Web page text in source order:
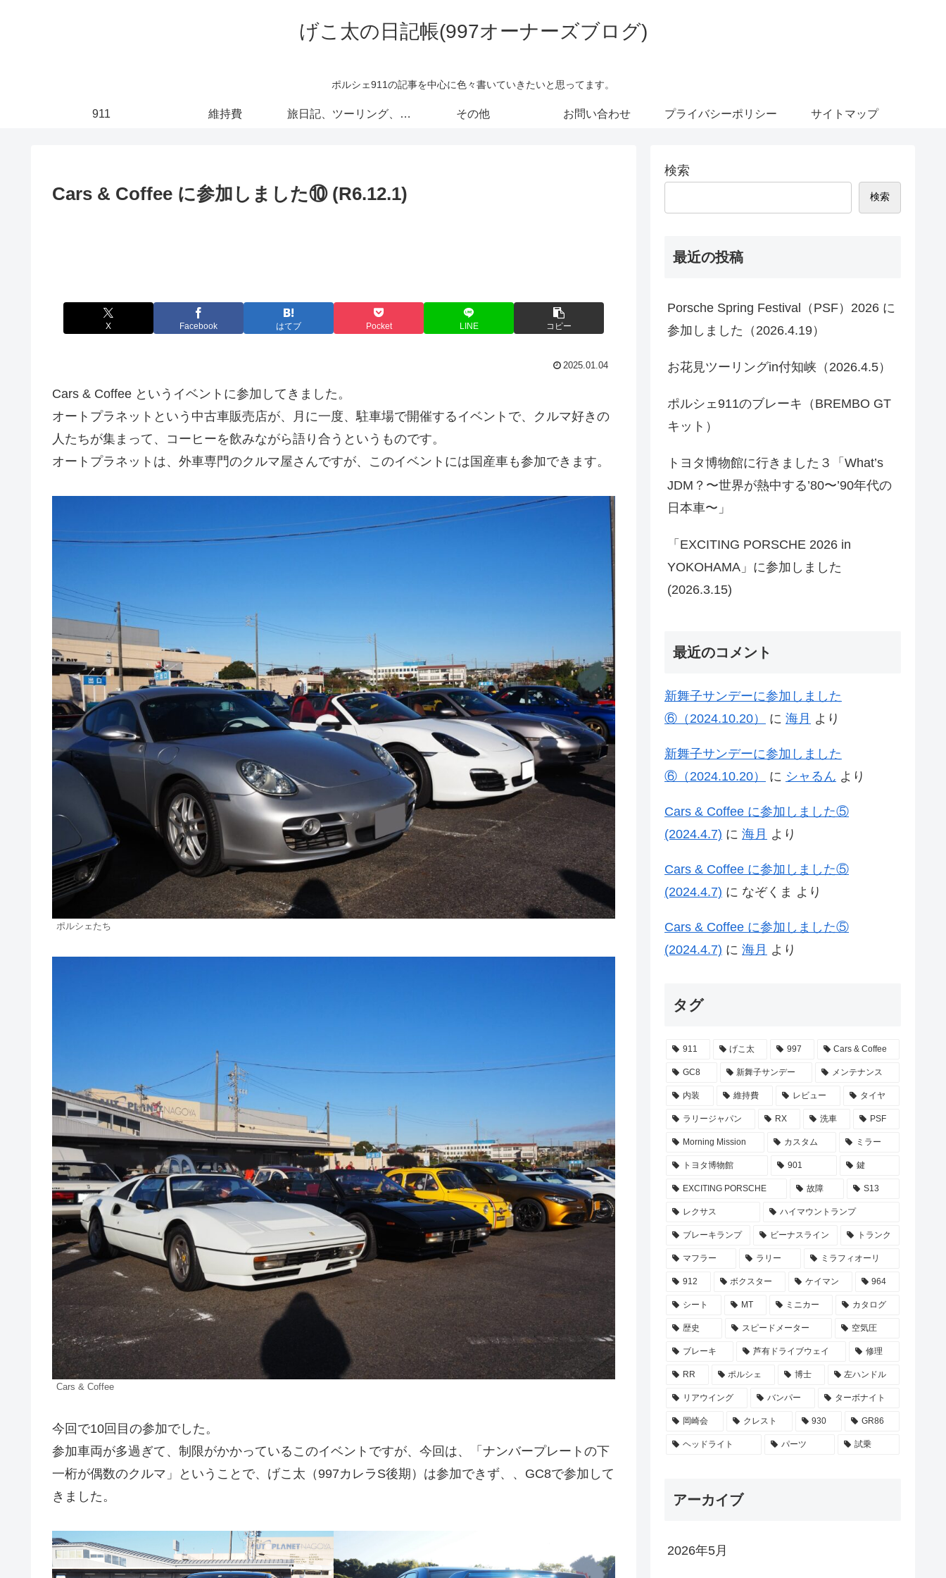
げこ太の日記帳(997オーナーズブログ)
ポルシェ911の記事を中心に色々書いていきたいと思ってます。
911 維持費 旅日記、ツーリング、イベント その他 お問い合わせ プライバシーポリシー サイトマップ
Cars & Coffee に参加しました⑩ (R6.12.1)
X Facebook はてブ Pocket LINE コピー
2025.01.04
Cars & Coffee というイベントに参加してきました。
オートプラネットという中古車販売店が、月に一度、駐車場で開催するイベントで、クルマ好きの
人たちが集まって、コーヒーを飲みながら語り合うというものです。
オートプラネットは、外車専門のクルマ屋さんですが、このイベントには国産車も参加できます。
ポルシェたち
Cars & Coffee
今回で10回目の参加でした。
参加車両が多過ぎて、制限がかかっているこのイベントですが、今回は、「ナンバープレートの下
一桁が偶数のクルマ」ということで、げこ太（997カレラS後期）は参加できず、、GC8で参加して
きました。
検索
検索
最近の投稿
Porsche Spring Festival（PSF）2026 に
参加しました（2026.4.19）
お花見ツーリングin付知峡（2026.4.5）
ポルシェ911のブレーキ（BREMBO GT
キット）
トヨタ博物館に行きました３「What’s
JDM？〜世界が熱中する’80〜’90年代の
日本車〜」
「EXCITING PORSCHE 2026 in
YOKOHAMA」に参加しました
(2026.3.15)
最近のコメント
新舞子サンデーに参加しました
⑥（2024.10.20）
に 海月 より
新舞子サンデーに参加しました
⑥（2024.10.20）
に シャるん より
Cars & Coffee に参加しました⑤
(2024.4.7) に 海月 より
Cars & Coffee に参加しました⑤
(2024.4.7) に なぞくま より
Cars & Coffee に参加しました⑤
(2024.4.7) に 海月 より
タグ
911 げこ太 997 Cars & Coffee
GC8 新舞子サンデー メンテナンス
内装 維持費 レビュー タイヤ
ラリージャパン RX 洗車 PSF
Morning Mission カスタム ミラー
トヨタ博物館 901 鍵
EXCITING PORSCHE 故障 S13
レクサス ハイマウントランプ
ブレーキランプ ビーナスライン トランク
マフラー ラリー ミラフィオーリ
912 ボクスター ケイマン 964
シート MT ミニカー カタログ
歴史 スピードメーター 空気圧
ブレーキ 芦有ドライブウェイ 修理
RR ポルシェ 博士 左ハンドル
リアウイング バンパー ターボナイト
岡崎会 クレスト 930 GR86
ヘッドライト パーツ 試乗
アーカイブ
2026年5月